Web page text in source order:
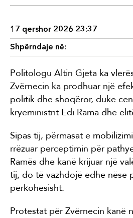
17 qershor 2026 23:37
Shpërndaje në:
Politologu Altin Gjeta ka
Zvërnecin ka prodhuar një
politik dhe shoqëror, duke
kryeministrit Edi Rama dhe
Sipas tij, përmasat e
rrëzuar perceptimin për
Ramës dhe kanë krijuar një
tij, do të vazhdojë edhe nëse
përkohësisht.
Protestat për Zvërnecin kanë